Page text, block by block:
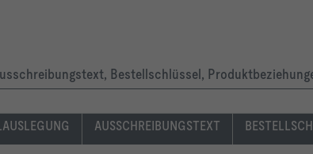
Bestellschlüssel,
AUSSCHREIBUNGSTEXT